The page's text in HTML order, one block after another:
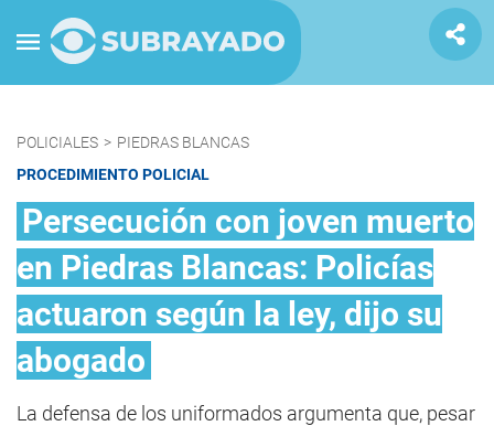
POLICIALES > PIEDRAS BLANCAS
PROCEDIMIENTO POLICIAL
Persecución con joven muerto
en Piedras Blancas: Policías
actuaron según la ley, dijo su
abogado
La defensa de los uniformados argumenta que, pesar